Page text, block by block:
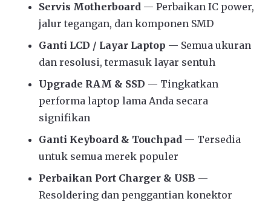
Servis Motherboard — Perbaikan IC power,
jalur tegangan, dan komponen SMD
Ganti LCD / Layar Laptop — Semua ukuran
dan resolusi, termasuk layar sentuh
Upgrade RAM & SSD — Tingkatkan
performa laptop lama Anda secara
signifikan
Ganti Keyboard & Touchpad — Tersedia
untuk semua merek populer
Perbaikan Port Charger & USB —
Resoldering dan penggantian konektor